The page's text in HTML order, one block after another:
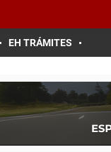
EH TRÁMITES